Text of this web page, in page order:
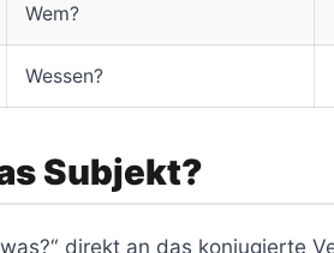
Wem?
Wessen?
Subjekt?
direkt an das konjugierte